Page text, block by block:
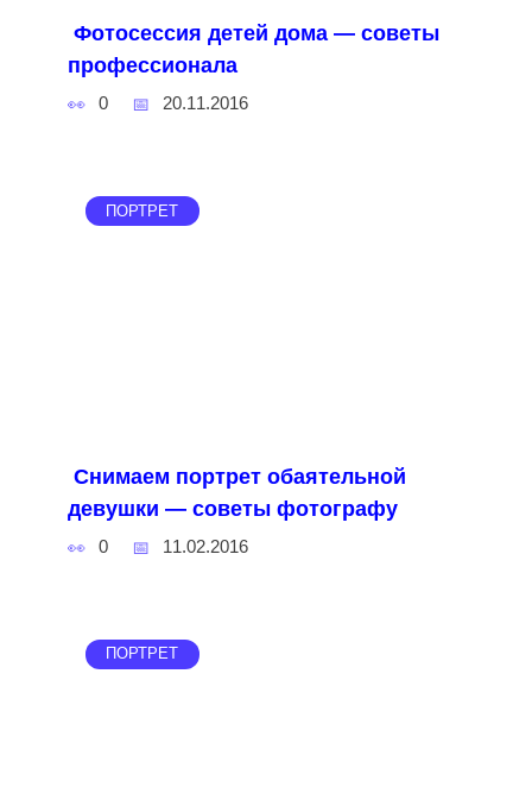
Фотосессия детей дома — советы
профессионала
0 20.11.2016
ПОРТРЕТ
Снимаем портрет обаятельной
девушки — советы фотографу
0 11.02.2016
ПОРТРЕТ